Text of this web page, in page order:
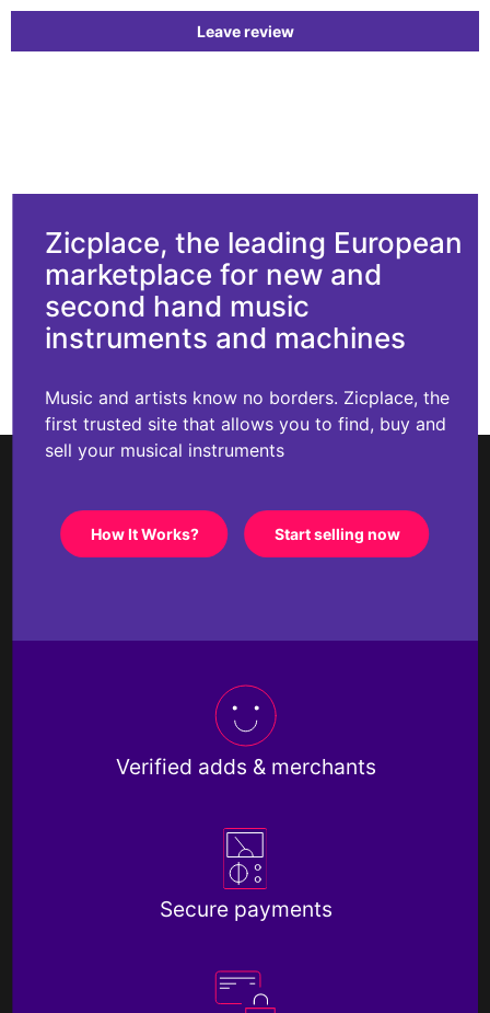
Leave review
Zicplace, the leading European
marketplace for new and
second hand music
instruments and machines
Music and artists know no borders. Zicplace, the
first trusted site that allows you to find, buy and
sell your musical instruments
How It Works? Start selling now
Verified adds & merchants
Secure payments